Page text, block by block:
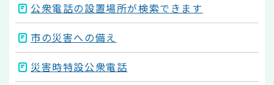
公衆電話の設置場所が検索できます
市の災害への備え
災害時特設公衆電話